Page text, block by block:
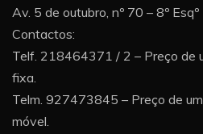
Av. 5 de outubro, nº 70 – 8º
Contactos:
Telf. 218464371 / 2 – Preço de
fixa.
Telm. 927473845 – Preço de
móvel.